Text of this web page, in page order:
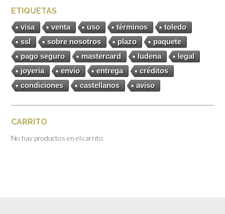
ETIQUETAS
visa venta uso términos
toledo
ssl
sobre nosotros plazo
paquete
pago seguro
mastercard ludena
legal
joyeria
envío entrega
créditos
condiciones
castellanos aviso
CARRITO
No hay productos en el carrito.